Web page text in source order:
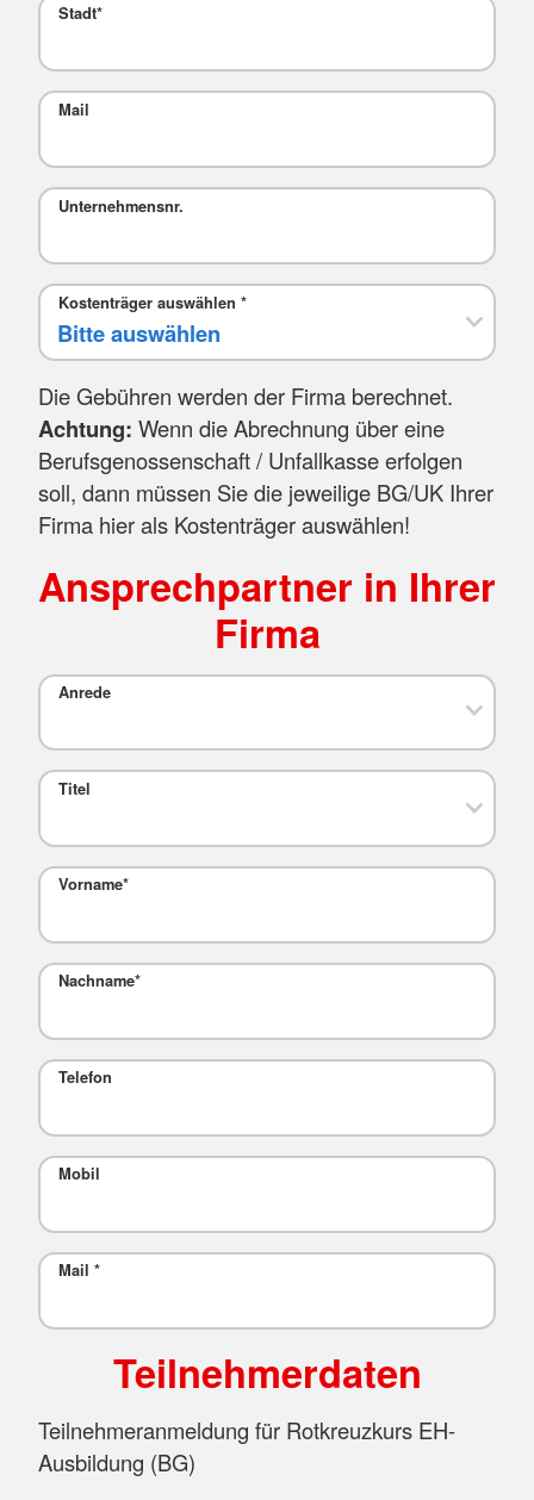
Stadt*
Mail
Unternehmensnr.
Kostenträger auswählen *
Die Gebühren werden der Firma berechnet.
Achtung: Wenn die Abrechnung über eine
Berufsgenossenschaft / Unfallkasse erfolgen
soll, dann müssen Sie die jeweilige BG/UK Ihrer
Firma hier als Kostenträger auswählen!
Ansprechpartner in Ihrer
Firma
Anrede
Titel
Vorname*
Nachname*
Telefon
Mobil
Mail *
Teilnehmerdaten
Teilnehmeranmeldung für Rotkreuzkurs EH-
Ausbildung (BG)